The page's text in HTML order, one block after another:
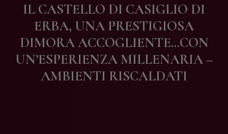
IL CASTELLO DI CASIGLIO DI
ERBA, UNA PRESTIGIOSA
DIMORA ACCOGLIENTE…CON
UN’ESPERIENZA MILLENARIA –
AMBIENTI RISCALDATI